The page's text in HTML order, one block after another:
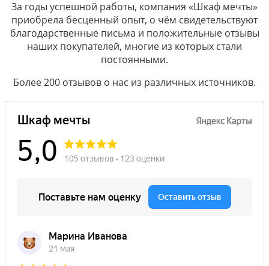
За годы успешной работы, компания «Шкаф мечты»
приобрела бесценный опыт, о чём свидетельствуют
благодарственные письма и положительные отзывы
наших покупателей, многие из которых стали
постоянными.
Более 200 отзывов о нас из различных источников.